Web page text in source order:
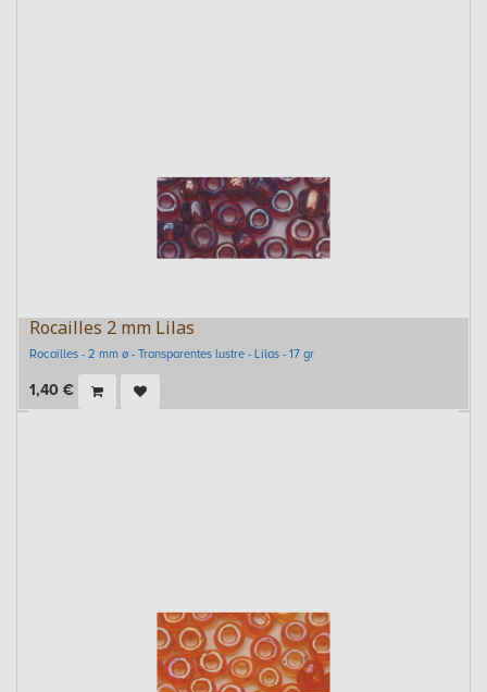
Rocailles 2 mm Lilas
Rocailles - 2 mm ø - Transparentes lustre - Lilas - 17 gr
1,40 €